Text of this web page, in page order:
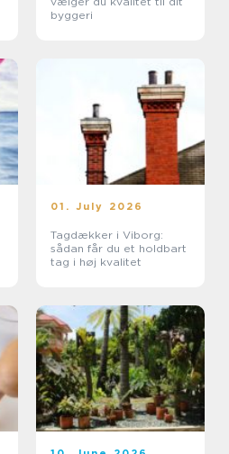
byggeri
01. July 2026
Tagdækker i Viborg:
sådan får du et holdbart
tag i høj kvalitet